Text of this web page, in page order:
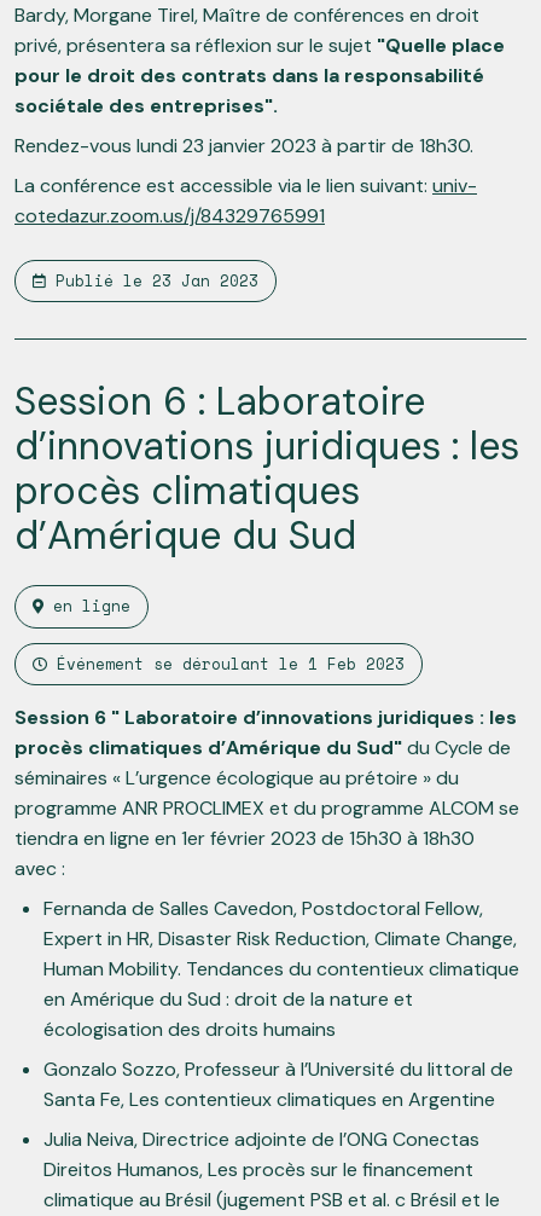
Bardy, Morgane Tirel, Maître de conférences en droit
privé, présentera sa réflexion sur le sujet "Quelle place
pour le droit des contrats dans la responsabilité
sociétale des entreprises".
Rendez-vous lundi 23 janvier 2023 à partir de 18h30.
La conférence est accessible via le lien suivant: univ-
cotedazur.zoom.us/j/84329765991
Publié le 23 Jan 2023
Session 6 : Laboratoire
d’innovations juridiques : les
procès climatiques
d’Amérique du Sud
en ligne
Événement se déroulant le 1 Feb 2023
Session 6 " Laboratoire d’innovations juridiques : les
procès climatiques d’Amérique du Sud"du Cycle de
séminaires « L’urgence écologique au prétoire » du
programme ANR PROCLIMEX et du programme ALCOM se
tiendra en ligne en 1er février 2023 de 15h30 à 18h30
avec :
Fernanda de Salles Cavedon, Postdoctoral Fellow,
Expert in HR, Disaster Risk Reduction, Climate Change,
Human Mobility. Tendances du contentieux climatique
en Amérique du Sud : droit de la nature et
écologisation des droits humains
Gonzalo Sozzo, Professeur à l’Université du littoral de
Santa Fe, Les contentieux climatiques en Argentine
Julia Neiva, Directrice adjointe de l’ONG Conectas
Direitos Humanos, Les procès sur le financement
climatique au Brésil (jugement PSB et al. c Brésil et le